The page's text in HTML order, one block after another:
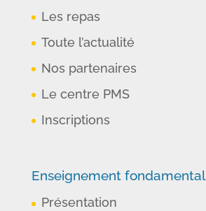
Les repas
Toute l’actualité
Nos partenaires
Le centre PMS
Inscriptions
Enseignement fondamental
Présentation